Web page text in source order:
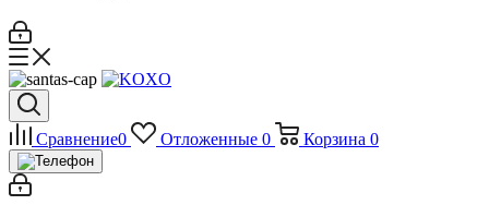
Сравнение0 Отложенные 0 Корзина 0